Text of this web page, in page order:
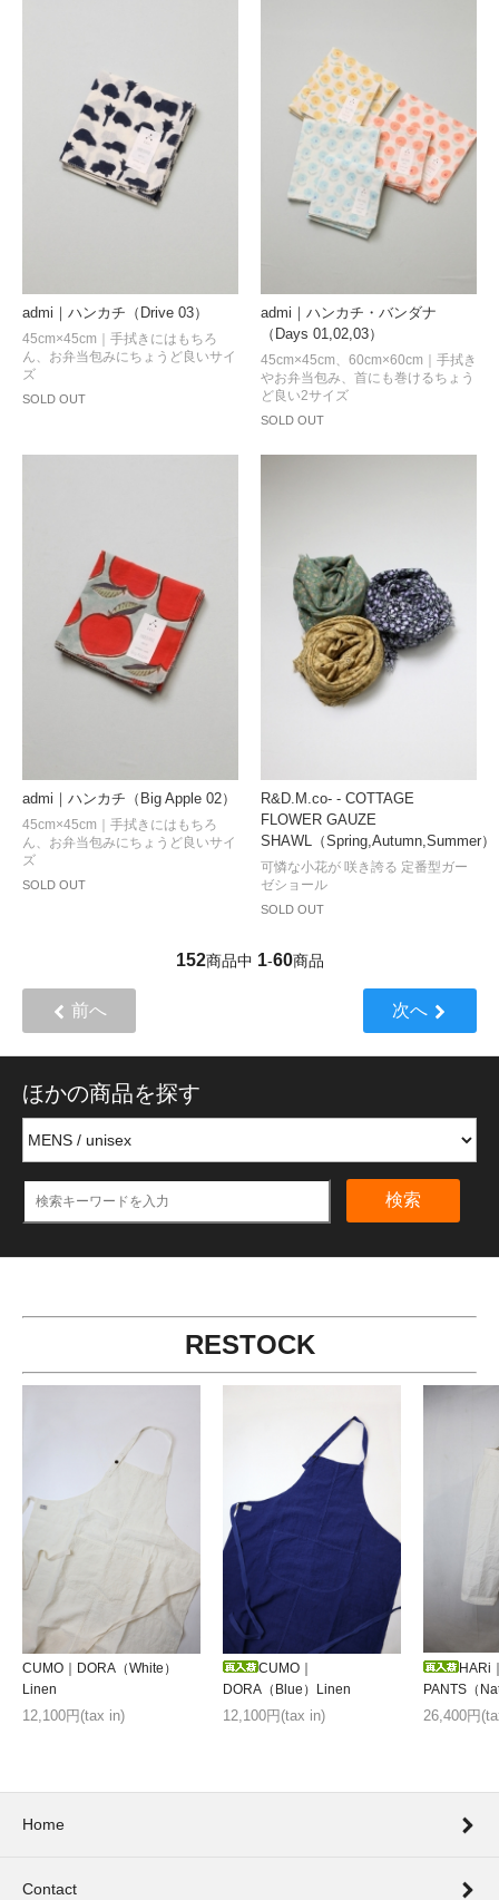
admi｜ハンカチ（Drive 03）
SOLD OUT
45cm×45cm｜手拭きにはもちろ
ん、お弁当包みにちょうど良いサイ
ズ
admi｜ハンカチ・バンダナ
（Days 01,02,03）
SOLD OUT
45cm×45cm、60cm×60cm｜手拭き
やお弁当包み、首にも巻けるちょう
ど良い2サイズ
admi｜ハンカチ（Big Apple 02）
SOLD OUT
45cm×45cm｜手拭きにはもちろ
ん、お弁当包みにちょうど良いサイ
ズ
R&D.M.co- - COTTAGE
FLOWER GAUZE
SHAWL（Spring,Autumn,Summer）
SOLD OUT
可憐な小花が 咲き誇る 定番型ガー
ゼショール
152商品中 1-60商品
前へ 次へ
ほかの商品を探す
検索
RESTOCK
CUMO｜DORA（White）
Linen
12,100円(tax in)
CUMO｜
DORA（Blue）Linen
12,100円(tax in)
HARi
PANTS（
26,400円
Home
Contact